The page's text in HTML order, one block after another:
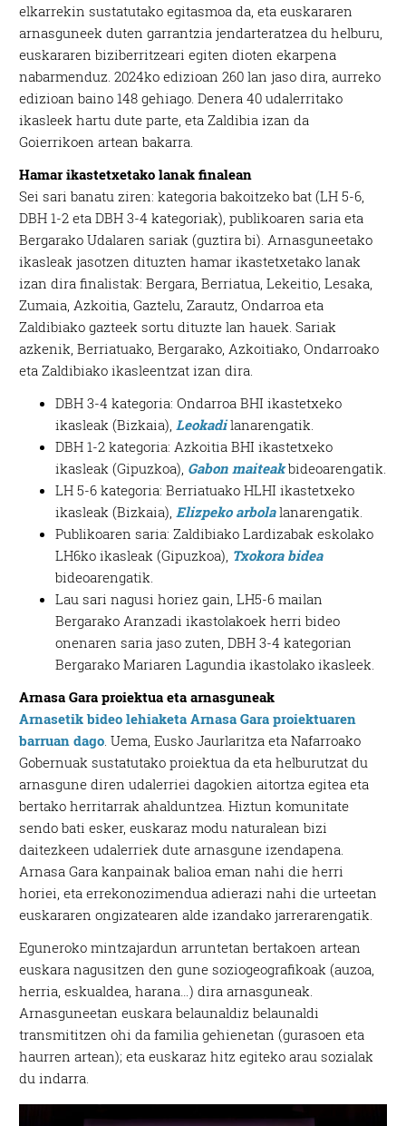
elkarrekin sustatutako egitasmoa da, eta euskararen
arnasguneek duten garrantzia jendarteratzea du helburu,
euskararen biziberritzeari egiten dioten ekarpena
nabarmenduz. 2024ko edizioan 260 lan jaso dira, aurreko
edizioan baino 148 gehiago. Denera 40 udalerritako
ikasleek hartu dute parte, eta Zaldibia izan da
Goierrikoen artean bakarra.
Hamar ikastetxetako lanak finalean
Sei sari banatu ziren: kategoria bakoitzeko bat (LH 5-6,
DBH 1-2 eta DBH 3-4 kategoriak), publikoaren saria eta
Bergarako Udalaren sariak (guztira bi). Arnasguneetako
ikasleak jasotzen dituzten hamar ikastetxetako lanak
izan dira finalistak: Bergara, Berriatua, Lekeitio, Lesaka,
Zumaia, Azkoitia, Gaztelu, Zarautz, Ondarroa eta
Zaldibiako gazteek sortu dituzte lan hauek. Sariak
azkenik, Berriatuako, Bergarako, Azkoitiako, Ondarroako
eta Zaldibiako ikasleentzat izan dira.
DBH 3-4 kategoria: Ondarroa BHI ikastetxeko
ikasleak (Bizkaia), Leokadilanarengatik.
DBH 1-2 kategoria: Azkoitia BHI ikastetxeko
ikasleak (Gipuzkoa), Gabon maiteakbideoarengatik.
LH 5-6 kategoria: Berriatuako HLHI ikastetxeko
ikasleak (Bizkaia), Elizpeko arbolalanarengatik.
Publikoaren saria: Zaldibiako Lardizabak eskolako
LH6ko ikasleak (Gipuzkoa), Txokora bidea
bideoarengatik.
Lau sari nagusi horiez gain, LH5-6 mailan
Bergarako Aranzadi ikastolakoek herri bideo
onenaren saria jaso zuten, DBH 3-4 kategorian
Bergarako Mariaren Lagundia ikastolako ikasleek.
Arnasa Gara proiektua eta arnasguneak
Arnasetik bideo lehiaketa Arnasa Gara proiektuaren
barruan dago . Uema, Eusko Jaurlaritza eta Nafarroako
Gobernuak sustatutako proiektua da eta helburutzat du
arnasgune diren udalerriei dagokien aitortza egitea eta
bertako herritarrak ahalduntzea. Hiztun komunitate
sendo bati esker, euskaraz modu naturalean bizi
daitezkeen udalerriek dute arnasgune izendapena.
Arnasa Gara kanpainak balioa eman nahi die herri
horiei, eta errekonozimendua adierazi nahi die urteetan
euskararen ongizatearen alde izandako jarrerarengatik.
Eguneroko mintzajardun arruntetan bertakoen artean
euskara nagusitzen den gune soziogeografikoak (auzoa,
herria, eskualdea, harana…) dira arnasguneak.
Arnasguneetan euskara belaunaldiz belaunaldi
transmititzen ohi da familia gehienetan (gurasoen eta
haurren artean); eta euskaraz hitz egiteko arau sozialak
du indarra.